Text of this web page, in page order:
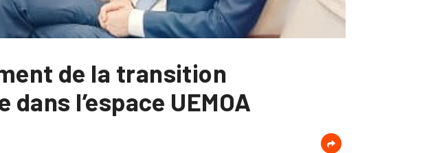
de la transition
l’espace UEMOA